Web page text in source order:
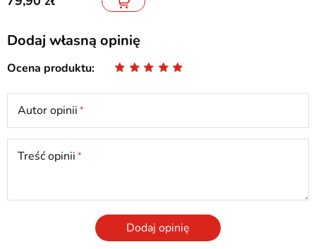
Dodaj własną opinię
Ocena produktu
Autor opinii
Treść opinii
Dodaj opinię